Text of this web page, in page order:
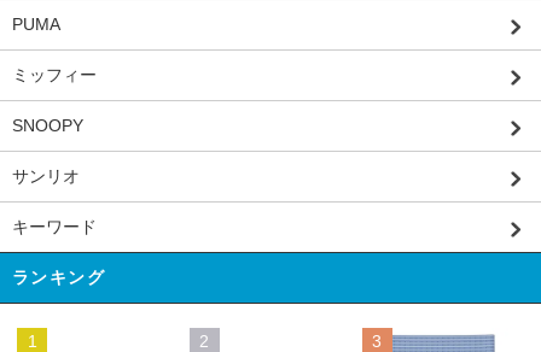
PUMA
ミッフィー
SNOOPY
サンリオ
キーワード
ランキング
1 2 3